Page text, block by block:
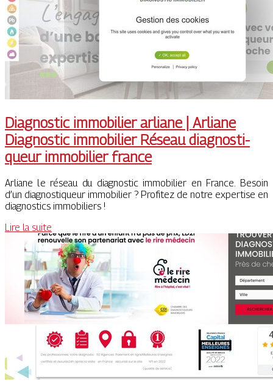
Diagnostic immobilier arliane | Arliane
Diagnostic immobilier Réseau diag­nosti­
queur immobilier france
Arliane le réseau du diagnostic immobilier en France. Besoin
d’un diagnostiqueur immobilier ? Profitez de notre expertise en
diagnostics immobiliers !
Lire la suite